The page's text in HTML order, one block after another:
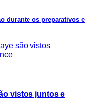
durante os preparativos e
vistos juntos e